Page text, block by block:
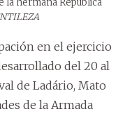
en el ejercicio
del 20 al
de Ladário, Mato
de la Armada